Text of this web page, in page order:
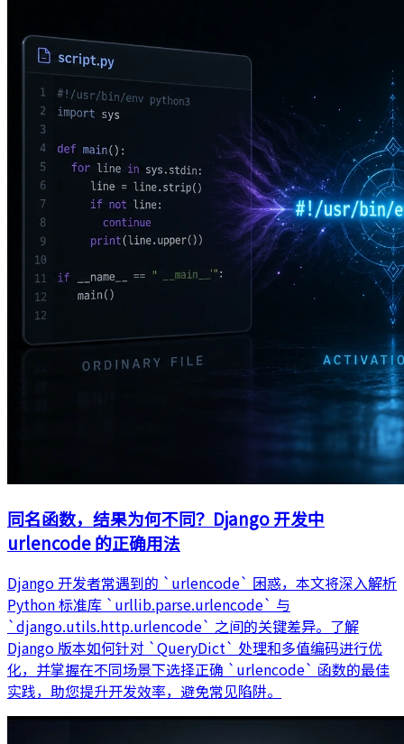
同名函数，结果为何不同？Django 开发中
urlencode 的正确用法
Django 开发者常遇到的 `urlencode` 困惑，本文将深入解析
Python 标准库 `urllib.parse.urlencode` 与
`django.utils.http.urlencode` 之间的关键差异。了解
Django 版本如何针对 `QueryDict` 处理和多值编码进行优
化，并掌握在不同场景下选择正确 `urlencode` 函数的最佳
实践，助您提升开发效率，避免常见陷阱。